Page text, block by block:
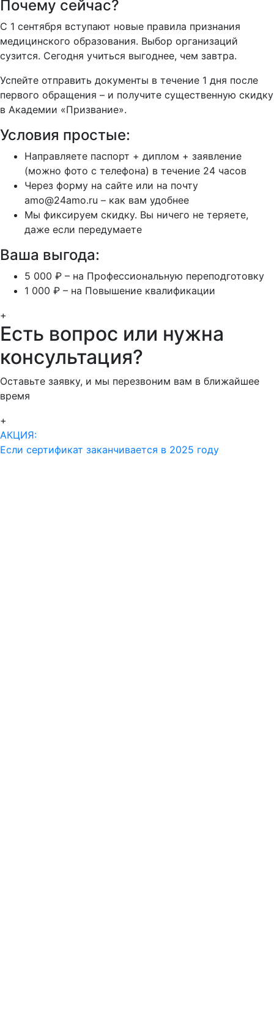
Почему сейчас?
С 1 сентября вступают новые правила признания
медицинского образования. Выбор организаций
сузится. Сегодня учиться выгоднее, чем завтра.
Успейте отправить документы в течение 1 дня после
первого обращения – и получите существенную скидку
в Академии «Призвание».
Условия простые:
Направляете паспорт + диплом + заявление
(можно фото с телефона) в течение 24 часов
Через форму на сайте или на почту
amo@24amo.ru – как вам удобнее
Мы фиксируем скидку. Вы ничего не теряете,
даже если передумаете
Ваша выгода:
5 000 ₽ – на Профессиональную переподготовку
1 000 ₽ – на Повышение квалификации
+
Есть вопрос или нужна
консультация?
Оставьте заявку, и мы перезвоним вам в ближайшее
время
+
АКЦИЯ:
Если сертификат заканчивается в 2025 году